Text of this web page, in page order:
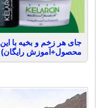
محصول+آموزش رایگان)